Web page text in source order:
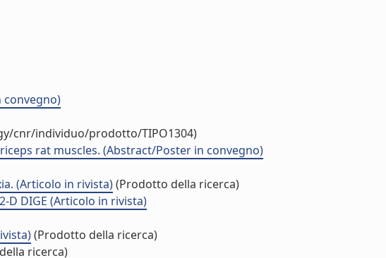
convegno)
cnr/individuo/prodotto/TIPO1304)
rat muscles. (Abstract/Poster in convegno)
(Articolo in rivista)(Prodotto della ricerca)
D DIGE (Articolo in rivista)
(Prodotto della ricerca)
ricerca)